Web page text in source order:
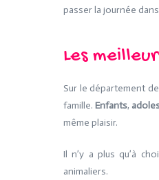
passer la journée
Les
Sur le département
famille.Enfants,
même plaisir.
Il n’y a plus qu’à
animaliers.